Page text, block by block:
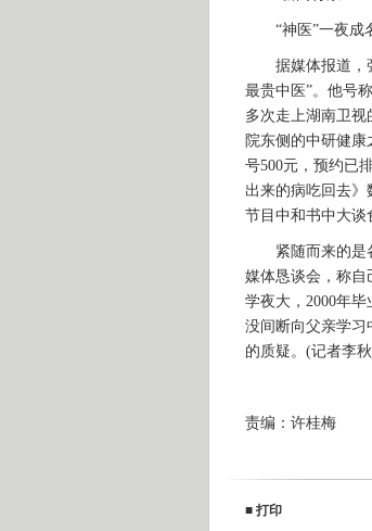
“神医”一夜成
据媒体报道，张
最贵中医”。他号
多次走上湖南卫
院东侧的中研健
号500元，预约已
出来的病吃回去
节目中和书中大谈
紧随而来的是各
媒体恳谈会，称自
学夜大，2000年
没间断向父亲学习
的质疑。(记者李
责编：许桂梅
■ 打印